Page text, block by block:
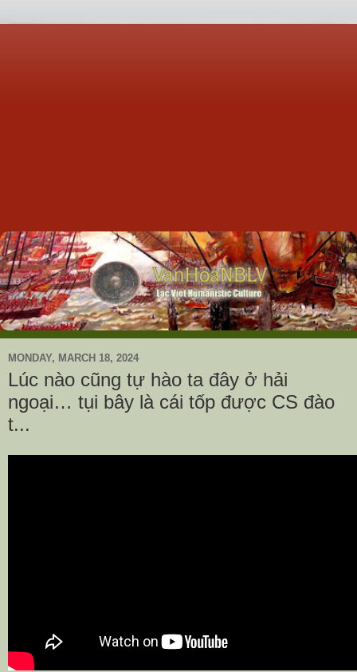
MONDAY, MARCH 18, 2024
Lúc nào cũng tự hào ta đây ở hải
ngoại… tụi bây là cái tốp được CS đào
t...